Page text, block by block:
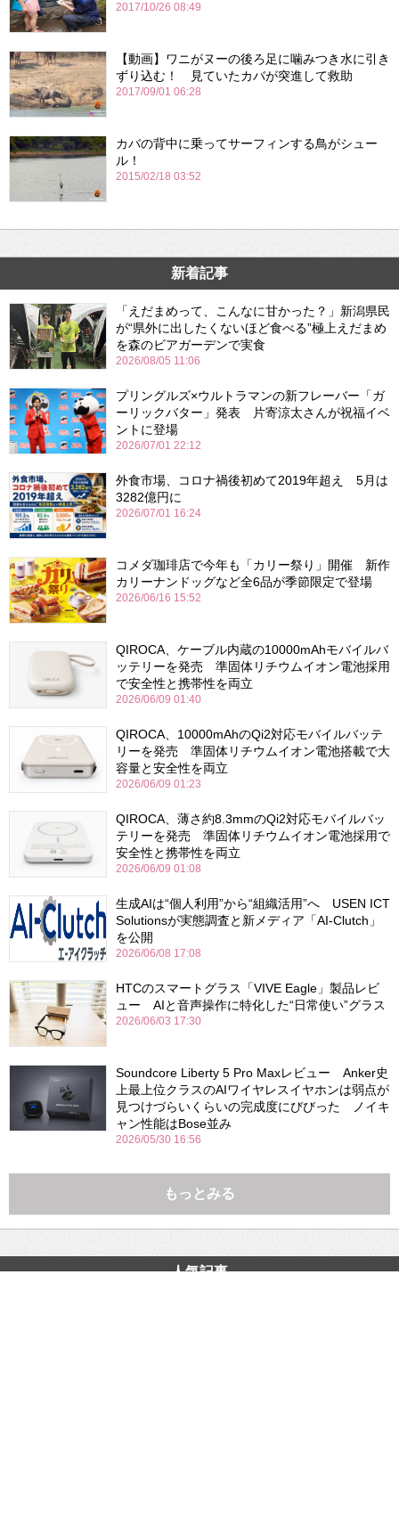
2017/10/26 08:49
【動画】ワニがヌーの後ろ足に噛みつき水に引き
ずり込む！ 見ていたカバが突進して救助
2017/09/01 06:28
カバの背中に乗ってサーフィンする鳥がシュー
ル！
2015/02/18 03:52
新着記事
「えだまめって、こんなに甘かった？」新潟県民
が“県外に出したくないほど食べる”極上えだまめ
を森のビアガーデンで実食
2026/08/05 11:06
プリングルズ×ウルトラマンの新フレーバー「ガ
ーリックバター」発表 片寄涼太さんが祝福イベ
ントに登場
2026/07/01 22:12
外食市場、コロナ禍後初めて2019年超え 5月は
3282億円に
2026/07/01 16:24
コメダ珈琲店で今年も「カリー祭り」開催 新作
カリーナンドッグなど全6品が季節限定で登場
2026/06/16 15:52
QIROCA、ケーブル内蔵の10000mAhモバイルバ
ッテリーを発売 準固体リチウムイオン電池採用
で安全性と携帯性を両立
2026/06/09 01:40
QIROCA、10000mAhのQi2対応モバイルバッテ
リーを発売 準固体リチウムイオン電池搭載で大
容量と安全性を両立
2026/06/09 01:23
QIROCA、薄さ約8.3mmのQi2対応モバイルバッ
テリーを発売 準固体リチウムイオン電池採用で
安全性と携帯性を両立
2026/06/09 01:08
生成AIは“個人利用”から“組織活用”へ USEN ICT
Solutionsが実態調査と新メディア「AI-Clutch」
を公開
2026/06/08 17:08
HTCのスマートグラス「VIVE Eagle」製品レビ
ュー AIと音声操作に特化した“日常使い”グラス
2026/06/03 17:30
Soundcore Liberty 5 Pro Maxレビュー Anker史
上最上位クラスのAIワイヤレスイヤホンは弱点が
見つけづらいくらいの完成度にびびった ノイキ
ャン性能はBose並み
2026/05/30 16:56
もっとみる
人気記事